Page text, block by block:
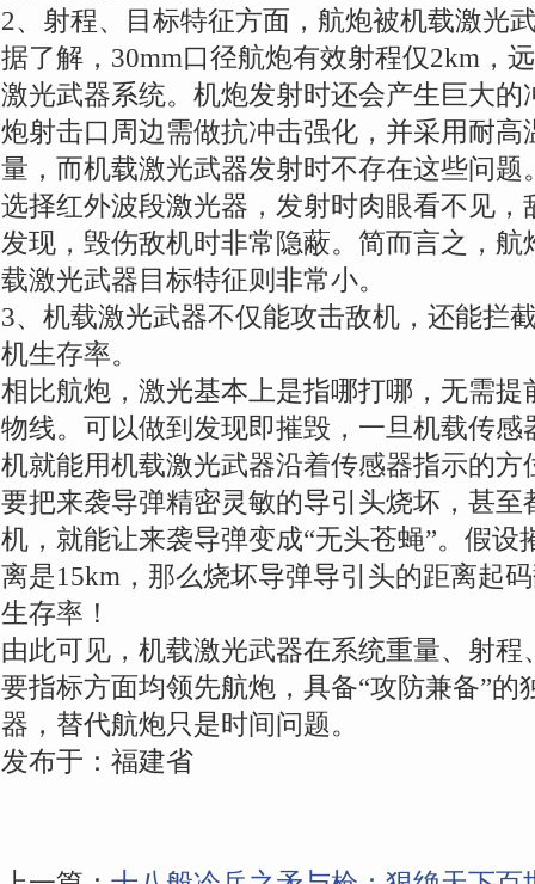
2、射程、目标特征方面，航炮被机载激光
据了解，30mm口径航炮有效射程仅2km，
激光武器系统。机炮发射时还会产生巨大
炮射击口周边需做抗冲击强化，并采用耐高
量，而机载激光武器发射时不存在这些问
选择红外波段激光器，发射时肉眼看不见
发现，毁伤敌机时非常隐蔽。简而言之，
载激光武器目标特征则非常小。
3、机载激光武器不仅能攻击敌机，还能拦
机生存率。
相比航炮，激光基本上是指哪打哪，无需
物线。可以做到发现即摧毁，一旦机载传
机就能用机载激光武器沿着传感器指示的
要把来袭导弹精密灵敏的导引头烧坏，甚
机，就能让来袭导弹变成“无头苍蝇”。假设
离是15km，那么烧坏导弹导引头的距离起
生存率！
由此可见，机载激光武器在系统重量、射
要指标方面均领先航炮，具备“攻防兼备”的
器，替代航炮只是时间问题。
发布于：福建省